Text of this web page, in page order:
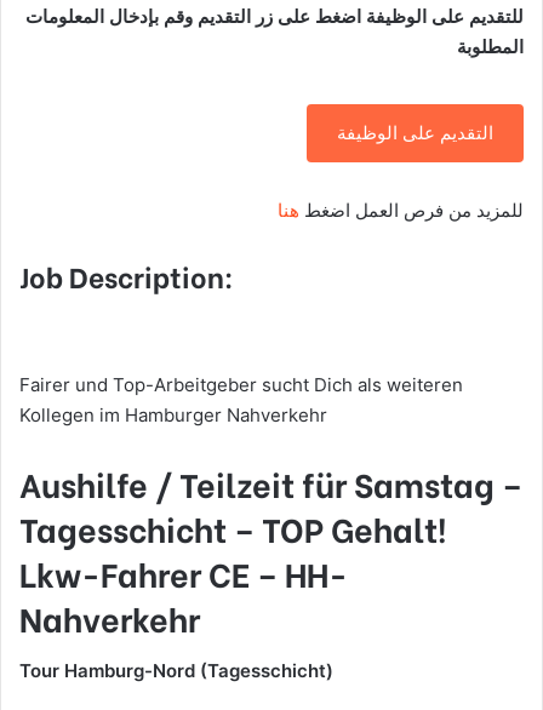
للتقديم على الوظيفة اضغط على زر التقديم وقم بإدخال المعلومات
المطلوبة
التقديم على الوظيفة
للمزيد من فرص العمل اضغط هنا
Job Description:
Fairer und Top-Arbeitgeber sucht Dich als weiteren
Kollegen im Hamburger Nahverkehr
Aushilfe / Teilzeit für Samstag –
Tagesschicht – TOP Gehalt!
Lkw-Fahrer CE – HH-
Nahverkehr
Tour Hamburg-Nord (Tagesschicht)